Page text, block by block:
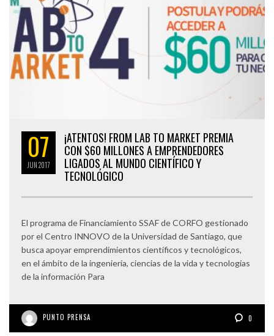
07
JUN2017
¡ATENTOS! FROM LAB TO MARKET PREMIA
CON $60 MILLONES A EMPRENDEDORES
LIGADOS AL MUNDO CIENTÍFICO Y
TECNOLÓGICO
El programa de Financiamiento SSAF de CORFO gestionado
por el Centro INNOVO de la Universidad de Santiago, que
busca apoyar emprendimientos científicos y tecnológicos,
en el ámbito de la ingeniería, ciencias de la vida y tecnologías
de la información Para
PUNTO PRENSA 0